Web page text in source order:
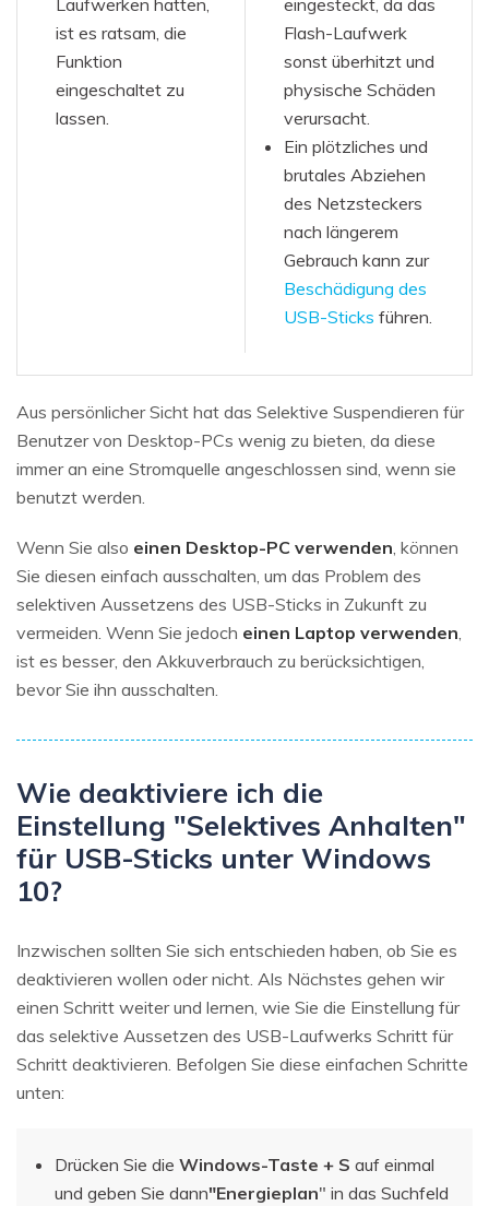
ist es ratsam, die
Funktion
eingeschaltet zu
lassen.
Flash-Laufwerk
sonst überhitzt und
physische Schäden
verursacht.
Ein plötzliches und
brutales Abziehen
des Netzsteckers
nach längerem
Gebrauch kann zur
Beschädigung des
USB-Sticks führen.
Aus persönlicher Sicht hat das Selektive Suspendieren für
Benutzer von Desktop-PCs wenig zu bieten, da diese
immer an eine Stromquelle angeschlossen sind, wenn sie
benutzt werden.
Wenn Sie also einen Desktop-PC verwenden , können
Sie diesen einfach ausschalten, um das Problem des
selektiven Aussetzens des USB-Sticks in Zukunft zu
vermeiden. Wenn Sie jedoch einen Laptop verwenden
ist es besser, den Akkuverbrauch zu berücksichtigen,
bevor Sie ihn ausschalten.
Wie deaktiviere ich die
Einstellung "Selektives Anhalten"
für USB-Sticks unter Windows
10?
Inzwischen sollten Sie sich entschieden haben, ob Sie es
deaktivieren wollen oder nicht. Als Nächstes gehen wir
einen Schritt weiter und lernen, wie Sie die Einstellung für
das selektive Aussetzen des USB-Laufwerks Schritt für
Schritt deaktivieren. Befolgen Sie diese einfachen Schritte
unten:
Drücken Sie die Windows-Taste + S auf einmal
und geben Sie dann"Energieplan" in das Suchfeld